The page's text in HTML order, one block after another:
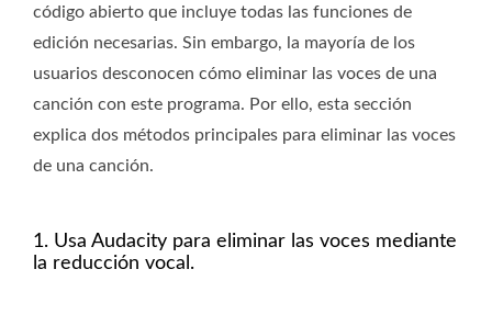
código abierto que incluye todas las funciones de
edición necesarias. Sin embargo, la mayoría de los
usuarios desconocen cómo eliminar las voces de una
canción con este programa. Por ello, esta sección
explica dos métodos principales para eliminar las voces
de una canción.
1. Usa Audacity para eliminar las voces mediante
la reducción vocal.